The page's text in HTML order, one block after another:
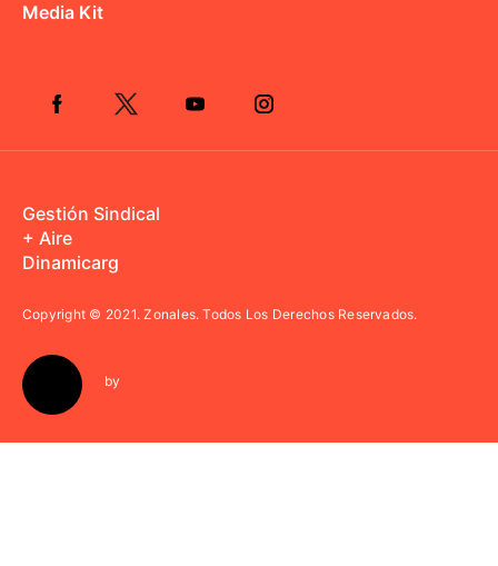
Media Kit
Gestión Sindical
+ Aire
Dinamicarg
Copyright © 2021.Zonales. Todos Los Derechos Reservados.
by